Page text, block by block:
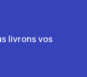
livrons vos